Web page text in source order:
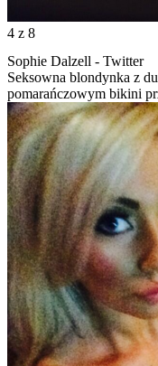
4 z 8
Sophie Dalzell - Twitter
Seksowna blondynka z
pomarańczowym bikini